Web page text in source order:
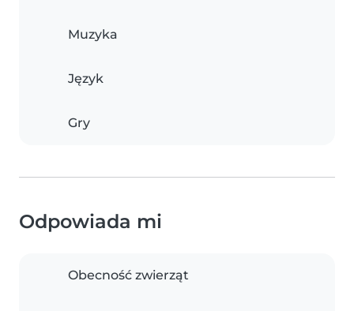
Muzyka
Język
Gry
Odpowiada mi
Obecność zwierząt